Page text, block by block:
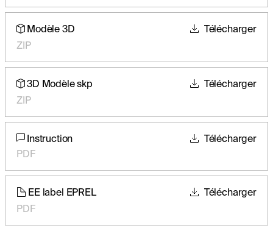
Modèle 3D
ZIP
Télécharger
3D Modèle skp
ZIP
Télécharger
Instruction
PDF
Télécharger
EE label EPREL
PDF
Télécharger